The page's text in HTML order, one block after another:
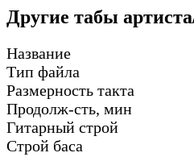
Другие табы
Название
Тип файла
Размерность такта
Продолж-сть, мин
Гитарный строй
Строй баса